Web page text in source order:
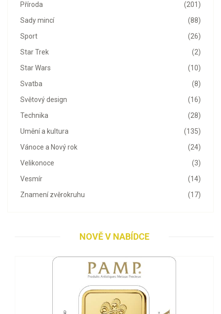
(201)
Příroda
(88)
Sady mincí
(26)
Sport
(2)
Star Trek
(10)
Star Wars
(8)
Svatba
(16)
Světový design
(28)
Technika
(135)
Umění a kultura
(24)
Vánoce a Nový rok
(3)
Velikonoce
(14)
Vesmír
(17)
Znamení zvěrokruhu
NOVĚ V NABÍDCE